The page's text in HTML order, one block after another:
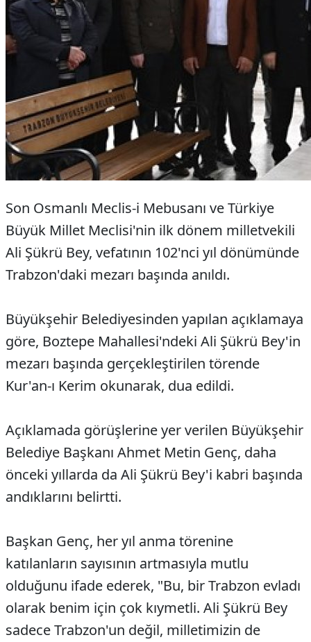
Son Osmanlı Meclis-i Mebusanı ve Türkiye
Büyük Millet Meclisi'nin ilk dönem milletvekili
Ali Şükrü Bey, vefatının 102'nci yıl dönümünde
Trabzon'daki mezarı başında anıldı.
Büyükşehir Belediyesinden yapılan açıklamaya
göre, Boztepe Mahallesi'ndeki Ali Şükrü Bey'in
mezarı başında gerçekleştirilen törende
Kur'an-ı Kerim okunarak, dua edildi.
Açıklamada görüşlerine yer verilen Büyükşehir
Belediye Başkanı Ahmet Metin Genç, daha
önceki yıllarda da Ali Şükrü Bey'i kabri başında
andıklarını belirtti.
Başkan Genç, her yıl anma törenine
katılanların sayısının artmasıyla mutlu
olduğunu ifade ederek, "Bu, bir Trabzon evladı
olarak benim için çok kıymetli. Ali Şükrü Bey
sadece Trabzon'un değil, milletimizin de